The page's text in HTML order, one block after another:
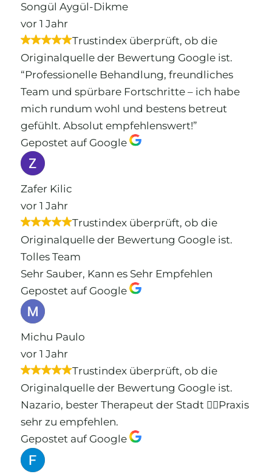
Songül Aygül-Dikme
vor 1 Jahr
Trustindex überprüft, ob die
Originalquelle der Bewertung Google ist.
“Professionelle Behandlung, freundliches
Team und spürbare Fortschritte – ich habe
mich rundum wohl und bestens betreut
gefühlt. Absolut empfehlenswert!”
Gepostet auf Google
Zafer Kilic
vor 1 Jahr
Trustindex überprüft, ob die
Originalquelle der Bewertung Google ist.
Tolles Team
Sehr Sauber, Kann es Sehr Empfehlen
Gepostet auf Google
Michu Paulo
vor 1 Jahr
Trustindex überprüft, ob die
Originalquelle der Bewertung Google ist.
Nazario, bester Therapeut der Stadt 👍🏼Praxis
sehr zu empfehlen.
Gepostet auf Google